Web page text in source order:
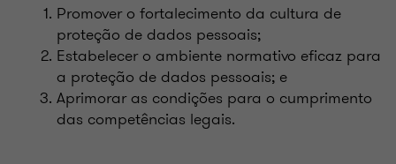
Promover o fortalecimento da cultura de
proteção de dados pessoais;
Estabelecer o ambiente normativo eficaz para
a proteção de dados pessoais; e
Aprimorar as condições para o cumprimento
das competências legais.